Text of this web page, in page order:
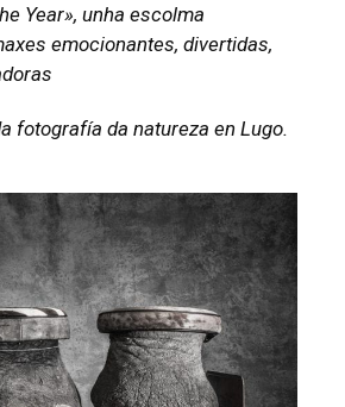
Year», unha escolma
emocionantes, divertidas,
fotografía da natureza en Lugo.